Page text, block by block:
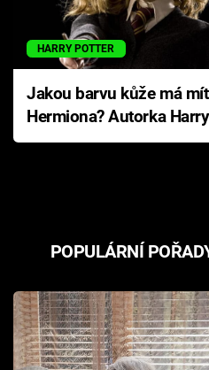
HARRY POTTER
Jakou barvu kůže má mít
Hermiona? Autorka
Pottera přišla s ráznou
POPULÁRNÍ